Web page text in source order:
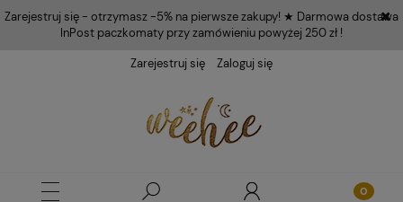
Zarejestruj się - otrzymasz -5% na pierwsze zakupy! ★ Darmowa dostawa
InPost paczkomaty przy zamówieniu powyżej 250 zł !
Zarejestruj się
Zaloguj się